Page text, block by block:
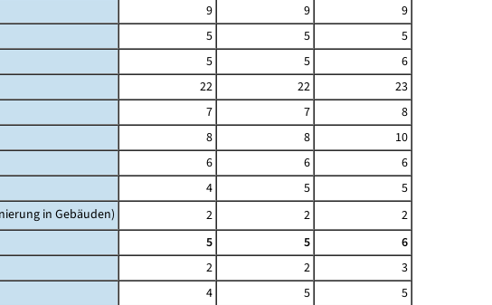
9 9
9
5 5
5
5 5
6
22 22
23
7 7
8
8 8
10
6 6
6
4 5
5
in Gebäuden)
2 2
2
5 5
6
2 2
3
4 5
5